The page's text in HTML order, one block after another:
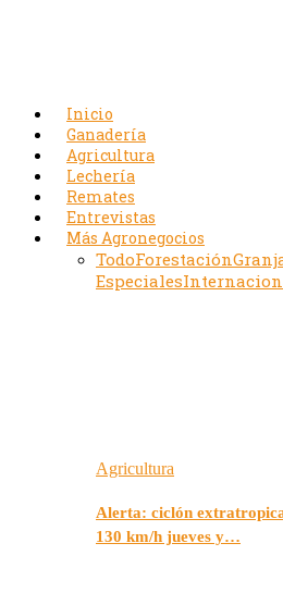
Inicio
Ganadería
Agricultura
Lechería
Remates
Entrevistas
Más Agronegocios
TodoForestación
Especiales
Agricultura
Alerta: ciclón
130 km/h jueves y…